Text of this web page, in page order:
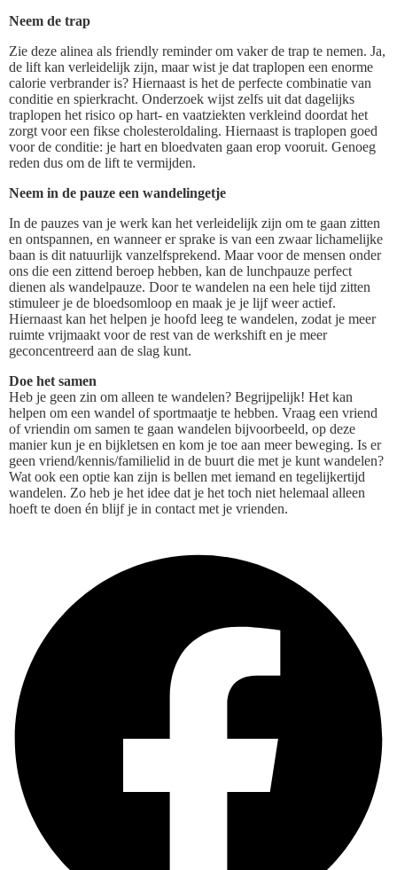
Neem de trap
Zie deze alinea als friendly reminder om vaker de trap te nemen. Ja,
de lift kan verleidelijk zijn, maar wist je dat traplopen een enorme
calorie verbrander is? Hiernaast is het de perfecte combinatie van
conditie en spierkracht. Onderzoek wijst zelfs uit dat dagelijks
traplopen het risico op hart- en vaatziekten verkleind doordat het
zorgt voor een fikse cholesteroldaling. Hiernaast is traplopen goed
voor de conditie: je hart en bloedvaten gaan erop vooruit. Genoeg
reden dus om de lift te vermijden.
Neem in de pauze een wandelingetje
In de pauzes van je werk kan het verleidelijk zijn om te gaan zitten
en ontspannen, en wanneer er sprake is van een zwaar lichamelijke
baan is dit natuurlijk vanzelfsprekend. Maar voor de mensen onder
ons die een zittend beroep hebben, kan de lunchpauze perfect
dienen als wandelpauze. Door te wandelen na een hele tijd zitten
stimuleer je de bloedsomloop en maak je je lijf weer actief.
Hiernaast kan het helpen je hoofd leeg te wandelen, zodat je meer
ruimte vrijmaakt voor de rest van de werkshift en je meer
geconcentreerd aan de slag kunt.
Doe het samen
Heb je geen zin om alleen te wandelen? Begrijpelijk! Het kan
helpen om een wandel of sportmaatje te hebben. Vraag een vriend
of vriendin om samen te gaan wandelen bijvoorbeeld, op deze
manier kun je en bijkletsen en kom je toe aan meer beweging. Is er
geen vriend/kennis/familielid in de buurt die met je kunt wandelen?
Wat ook een optie kan zijn is bellen met iemand en tegelijkertijd
wandelen. Zo heb je het idee dat je het toch niet helemaal alleen
hoeft te doen én blijf je in contact met je vrienden.